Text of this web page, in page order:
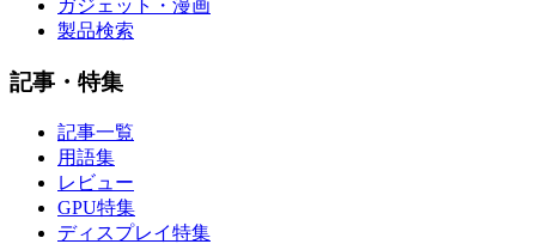
ガジェット・漫画
製品検索
記事・特集
記事一覧
用語集
レビュー
GPU特集
ディスプレイ特集